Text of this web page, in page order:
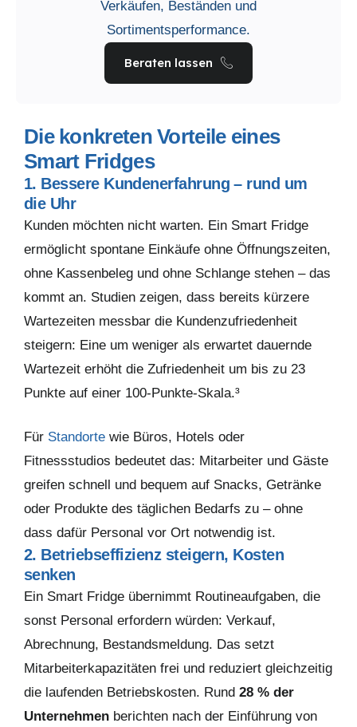
Verkäufen, Beständen und
Sortimentsperformance.
Beraten lassen
Die konkreten Vorteile eines
Smart Fridges
1. Bessere Kundenerfahrung – rund um
die Uhr
Kunden möchten nicht warten. Ein Smart Fridge
ermöglicht spontane Einkäufe ohne Öffnungszeiten,
ohne Kassenbeleg und ohne Schlange stehen – das
kommt an. Studien zeigen, dass bereits kürzere
Wartezeiten messbar die Kundenzufriedenheit
steigern: Eine um weniger als erwartet dauernde
Wartezeit erhöht die Zufriedenheit um bis zu 23
Punkte auf einer 100-Punkte-Skala.³
Für Standorte wie Büros, Hotels oder
Fitnessstudios bedeutet das: Mitarbeiter und Gäste
greifen schnell und bequem auf Snacks, Getränke
oder Produkte des täglichen Bedarfs zu – ohne
dass dafür Personal vor Ort notwendig ist.
2. Betriebseffizienz steigern, Kosten
senken
Ein Smart Fridge übernimmt Routineaufgaben, die
sonst Personal erfordern würden: Verkauf,
Abrechnung, Bestandsmeldung. Das setzt
Mitarbeiterkapazitäten frei und reduziert gleichzeitig
die laufenden Betriebskosten. Rund 28 % der
Unternehmen berichten nach der Einführung von